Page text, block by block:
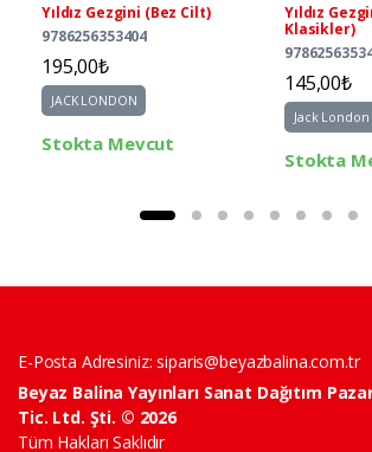
Yıldız Gezgini (Bez Cilt)
9786256353404
195,00₺
JACK LONDON
Stokta Mevcut
Yıldız
Klasikler)
145,00₺
Jack London
Stokta
E-Posta Adresiniz:siparis@beyazbalina.com.tr
Beyaz Balina Yayınları Sanat Dağıtım
Tic. Ltd. Şti. © 2026
Tüm Hakları Saklıdır